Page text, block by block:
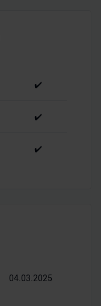
✔️
✔️
✔️
04.03.2025